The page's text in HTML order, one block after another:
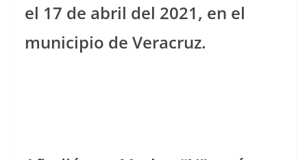
el 17 de abril del 2021, en el
municipio de Veracruz.